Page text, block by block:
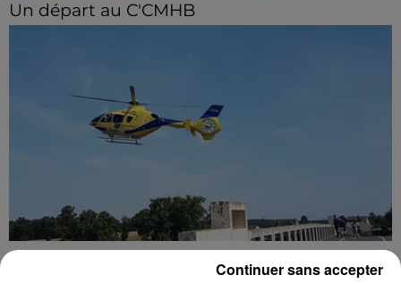
Un départ au C'CMHB
Le club chartrain a officialisé, vendredi 7 août, le
Quatre blessés dont un grave dans un
Continuer sans accepter